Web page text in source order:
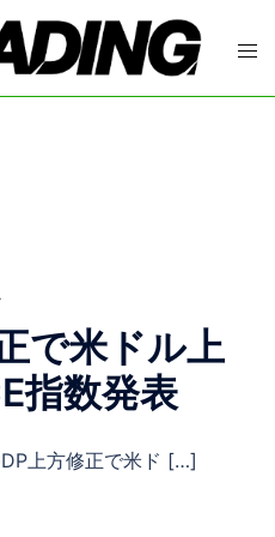
ト
で米ドル上
指数発表
上方修正で米ド […]